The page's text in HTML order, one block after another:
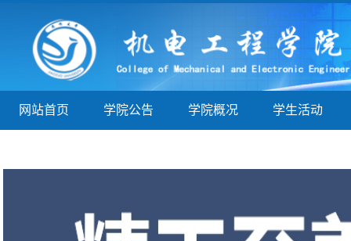
网站首页 学院公告 学院概况 学生活动